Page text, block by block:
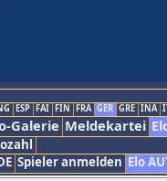
ESP FAI FIN FRA GER GRE INA
Galerie Meldekartei
Spieler anmelden Elo